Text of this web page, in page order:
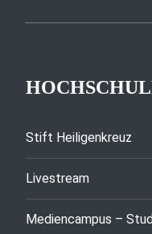
Stift Heiligenkreuz
Livestream
Mediencampus –